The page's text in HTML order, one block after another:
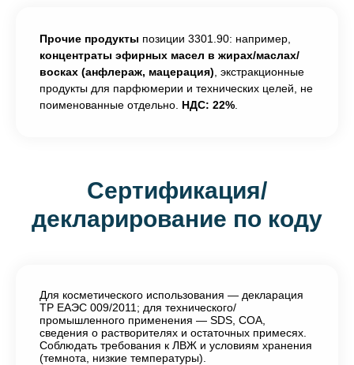
Прочие продукты позиции 3301.90: например,
концентраты эфирных масел в жирах/маслах/
восках (анфлераж, мацерация) , экстракционные
продукты для парфюмерии и технических целей, не
поименованные отдельно. НДС: 22%
Сертификация/
декларирование по коду
Для косметического использования — декларация
ТР ЕАЭС 009/2011; для технического/
промышленного применения — SDS, COA,
сведения о растворителях и остаточных примесях.
Соблюдать требования к ЛВЖ и условиям хранения
(темнота, низкие температуры).